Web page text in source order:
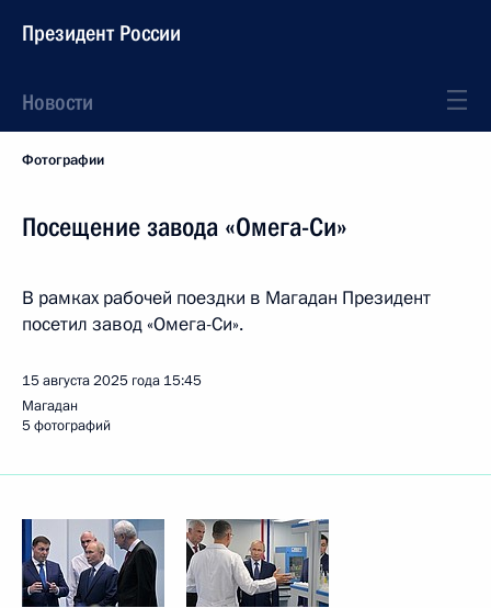
Президент России
Новости
Фотографии
Посещение завода «Омега-Си»
В рамках рабочей поездки в Магадан Президент
посетил завод «Омега-Си».
15 августа 2025 года 15:45
Магадан
5 фотографий